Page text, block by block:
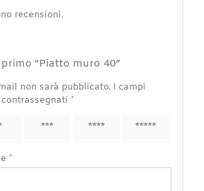
recensioni.
“Piatto muro 40”
non sarà pubblicato. I campi
*
3 stelle 4 stelle 5 stelle
*